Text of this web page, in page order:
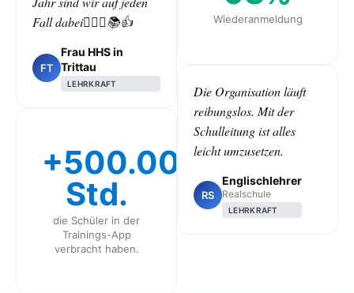
Fall dabei🙋🏻‍♀️📚👍
FT
Frau HHS in
Trittau
LEHRKRAFT
+500.000
Std.
die Schüler in der
Trainings-App
verbracht haben.
Wiederanmeldung
Die Organisation läuft
reibungslos. Mit der
Schulleitung ist alles
leicht umzusetzen.
RS
Englischlehrer
Realschule
LEHRKRAFT